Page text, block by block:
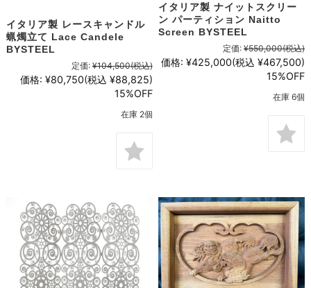
イタリア製 レースキャンドル
蝋燭立て Lace Candele
BYSTEEL
定価: ¥104,500(税込)
価格: ¥80,750(税込 ¥88,825)
15%OFF
在庫 2個
イタリア製 ナイットスクリー
ン パーティション Naitto
Screen BYSTEEL
定価: ¥550,000(税込)
価格: ¥425,000(税込 ¥467,500)
15%OFF
在庫 6個